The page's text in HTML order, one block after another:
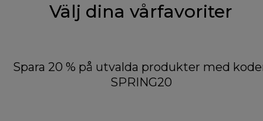
Välj dina vårfavoriter
Spara 20 % på utvalda produkter med
SPRING20